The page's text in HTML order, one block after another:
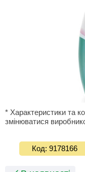
* Характеристики та
змінюватися
Код: 9178166